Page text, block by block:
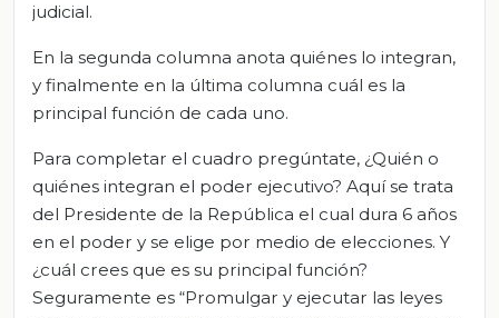
judicial.
En la segunda columna anota quiénes lo integran,
y finalmente en la última columna cuál es la
principal función de cada uno.
Para completar el cuadro pregúntate, ¿Quién o
quiénes integran el poder ejecutivo? Aquí se trata
del Presidente de la República el cual dura 6 años
en el poder y se elige por medio de elecciones. Y
¿cuál crees que es su principal función?
Seguramente es “Promulgar y ejecutar las leyes